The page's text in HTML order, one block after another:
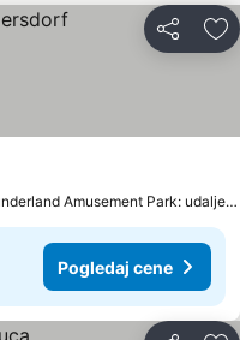
Deli
Fränkisches Wunderland Amusement Park: udaljenost 6.3 km
Pogledaj cene